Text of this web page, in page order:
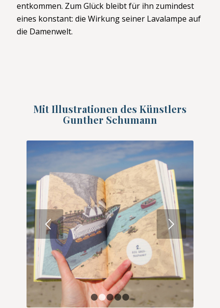
entkommen. Zum Glück bleibt für ihn zumindest
eines konstant: die Wirkung seiner Lavalampe auf
die Damenwelt.
Mit Illustrationen des Künstlers
Gunther Schumann
Weiter
1 2 4 5